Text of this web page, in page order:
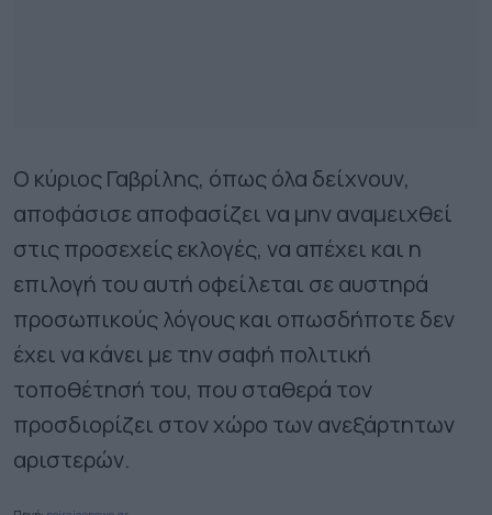
Ο κύριος Γαβρίλης, όπως όλα δείχνουν,
αποφάσισε αποφασίζει να μην αναμειχθεί
στις προσεχείς εκλογές, να απέχει και η
επιλογή του αυτή οφείλεται σε αυστηρά
προσωπικούς λόγους και οπωσδήποτε δεν
έχει να κάνει με την σαφή πολιτική
τοποθέτησή του, που σταθερά τον
προσδιορίζει στον χώρο των ανεξάρτητων
αριστερών.